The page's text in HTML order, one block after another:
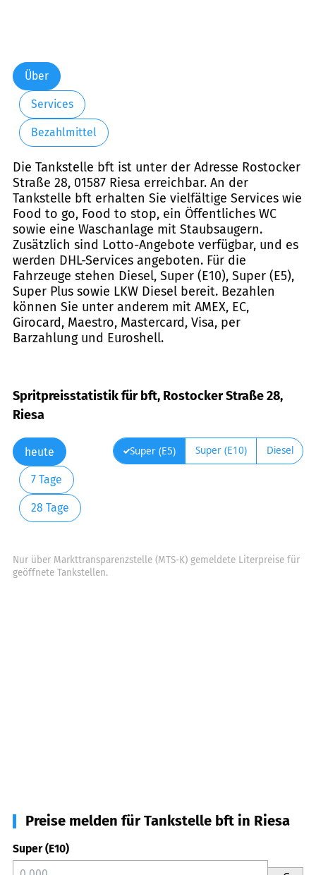
Über
Services
Bezahlmittel
Die Tankstelle bft ist unter der Adresse Rostocker
Straße 28, 01587 Riesa erreichbar. An der
Tankstelle bft erhalten Sie vielfältige Services wie
Food to go, Food to stop, ein Öffentliches WC
sowie eine Waschanlage mit Staubsaugern.
Zusätzlich sind Lotto-Angebote verfügbar, und es
werden DHL-Services angeboten. Für die
Fahrzeuge stehen Diesel, Super (E10), Super (E5),
Super Plus sowie LKW Diesel bereit. Bezahlen
können Sie unter anderem mit AMEX, EC,
Girocard, Maestro, Mastercard, Visa, per
Barzahlung und Euroshell.
Spritpreisstatistik für bft, Rostocker Straße 28,
Riesa
heute
7 Tage
28 Tage
Super (E5) Super (E10) Diesel
Nur über Markttransparenzstelle (MTS-K) gemeldete Literpreise für
geöffnete Tankstellen.
Preise melden für Tankstelle bft in Riesa
Super (E10)